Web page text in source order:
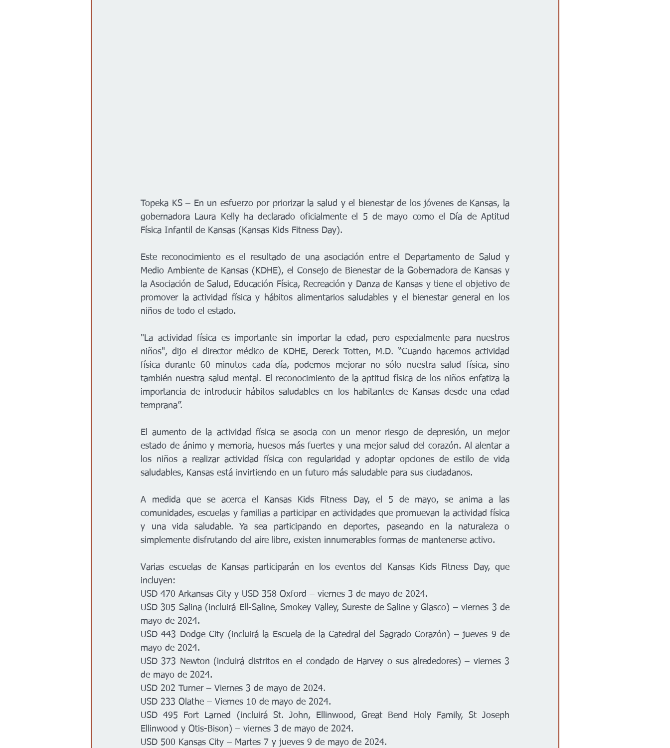
Topeka KS – En un esfuerzo por priorizar la salud y el bienestar de los jóvenes de Kansas, la
gobernadora Laura Kelly ha declarado oficialmente el 5 de mayo como el Día de Aptitud
Física Infantil de Kansas ( Kansas Kids Fitness Day).
Este reconocimiento es el resultado de una asociación entre el Departamento de Salud y
Medio Ambiente de Kansas (KDHE), el Consejo de Bienestar de la Gobernadora de Kansas y
la Asociación de Salud, Educación Física, Recreación y Danza de Kansas y tiene el objetivo de
promover la actividad física y hábitos alimentarios saludables y el bienestar general en los
niños de todo el estado.
"La actividad física es importante sin importar la edad, pero especialmente para nuestros
niños", dijo el director médico de KDHE, Dereck Totten, M.D. “Cuando hacemos actividad
física durante 60 minutos cada día, podemos mejorar no sólo nuestra salud física, sino
también nuestra salud mental. El reconocimiento de la aptitud física de los niños enfatiza la
importancia de introducir hábitos saludables en los habitantes de Kansas desde una edad
temprana”.
El aumento de la actividad física se asocia con un menor riesgo de depresión, un mejor
estado de ánimo y memoria, huesos más fuertes y una mejor salud del corazón. Al alentar a
los niños a realizar actividad física con regularidad y adoptar opciones de estilo de vida
saludables, Kansas está invirtiendo en un futuro más saludable para sus ciudadanos.
A medida que se acerca el Kansas Kids Fitness Day, el 5 de mayo, se anima a las
comunidades, escuelas y familias a participar en actividades que promuevan la actividad física
y una vida saludable. Ya sea participando en deportes, paseando en la naturaleza o
simplemente disfrutando del aire libre, existen innumerables formas de mantenerse activo.
Varias escuelas de Kansas participarán en los eventos del Kansas Kids Fitness Day, que
incluyen:
USD 470 Arkansas City y USD 358 Oxford – viernes 3 de mayo de 2024.
USD 305 Salina (incluirá Ell-Saline, Smokey Valley, Sureste de Saline y Glasco) – viernes 3 de
mayo de 2024.
USD 443 Dodge City (incluirá la Escuela de la Catedral del Sagrado Corazón) – jueves 9 de
mayo de 2024.
USD 373 Newton (incluirá distritos en el condado de Harvey o sus alrededores) – viernes 3
de mayo de 2024.
USD 202 Turner – Viernes 3 de mayo de 2024.
USD 233 Olathe – Viernes 10 de mayo de 2024.
USD 495 Fort Larned (incluirá St. John, Ellinwood, Great Bend Holy Family, St Joseph
Ellinwood y Otis-Bison) – viernes 3 de mayo de 2024.
USD 500 Kansas City – Martes 7 y jueves 9 de mayo de 2024.